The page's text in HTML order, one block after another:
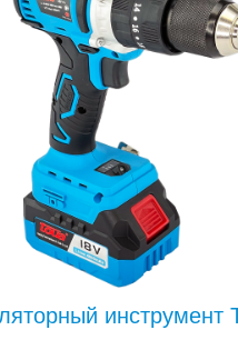
инструмент